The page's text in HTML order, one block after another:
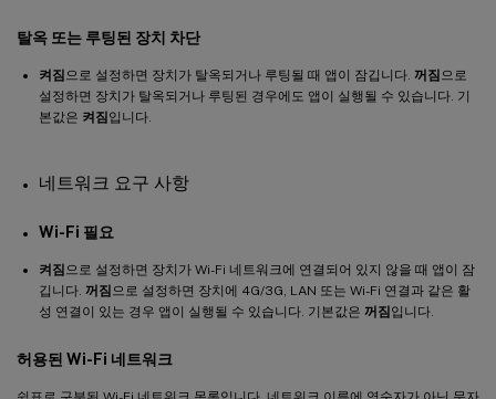
탈옥 또는 루팅된 장치 차단
켜짐 으로 설정하면 장치가 탈옥되거나 루팅될 때 앱이 잠깁니다. 꺼짐 으로
설정하면 장치가 탈옥되거나 루팅된 경우에도 앱이 실행될 수 있습니다. 기
본값은 켜짐입니다.
네트워크 요구 사항
Wi-Fi 필요
켜짐 으로 설정하면 장치가 Wi-Fi 네트워크에 연결되어 있지 않을 때 앱이 잠
깁니다. 꺼짐 으로 설정하면 장치에 4G/3G, LAN 또는 Wi-Fi 연결과 같은 활
성 연결이 있는 경우 앱이 실행될 수 있습니다. 기본값은 꺼짐입니다.
허용된 Wi-Fi 네트워크